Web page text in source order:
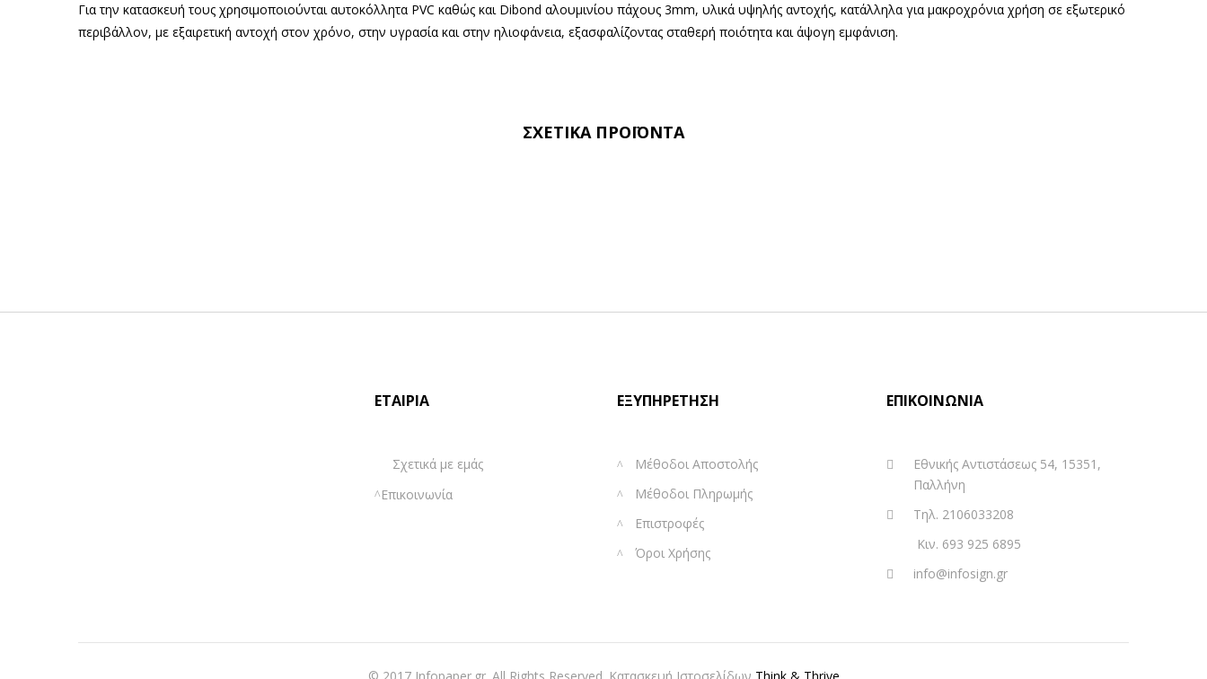
Για την κατασκευή τους χρησιμοποιούνται αυτοκόλλητα PVC καθώς και Dibond αλουμινίου πάχους 3mm, υλικά υψηλής αντοχής, κατάλληλα για μακροχρόνια χρήση σε εξωτερικό
περιβάλλον, με εξαιρετική αντοχή στον χρόνο, στην υγρασία και στην ηλιοφάνεια, εξασφαλίζοντας σταθερή ποιότητα και άψογη εμφάνιση.
ΣΧΕΤΙΚΆ ΠΡΟΪΌΝΤΑ
ΕΤΑΙΡΊΑ
Σχετικά με εμάς
Επικοινωνία
ΕΞΥΠΗΡΈΤΗΣΗ
Μέθοδοι Αποστολής
Μέθοδοι Πληρωμής
Επιστροφές
Όροι Χρήσης
ΕΠΙΚΟΙΝΩΝΊΑ
Εθνικής Αντιστάσεως 54, 15351,
Παλλήνη
Τηλ. 2106033208
Κιν. 693 925 6895
info@infosign.gr